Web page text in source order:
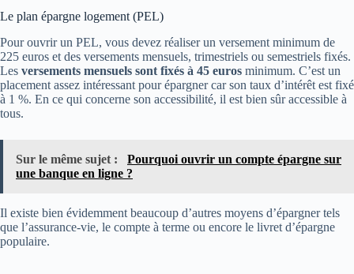
Le plan épargne logement (PEL)
Pour ouvrir un PEL, vous devez réaliser un versement minimum de
225 euros et des versements mensuels, trimestriels ou semestriels fixés.
Les versements mensuels sont fixés à 45 euros minimum. C’est un
placement assez intéressant pour épargner car son taux d’intérêt est fixé
à 1 %. En ce qui concerne son accessibilité, il est bien sûr accessible à
tous.
Sur le même sujet :
Pourquoi ouvrir un compte épargne sur
une banque en ligne ?
Il existe bien évidemment beaucoup d’autres moyens d’épargner tels
que l’assurance-vie, le compte à terme ou encore le livret d’épargne
populaire.